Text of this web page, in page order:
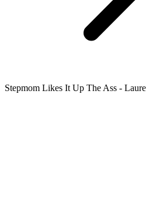
Stepmom Likes It Up The Ass -